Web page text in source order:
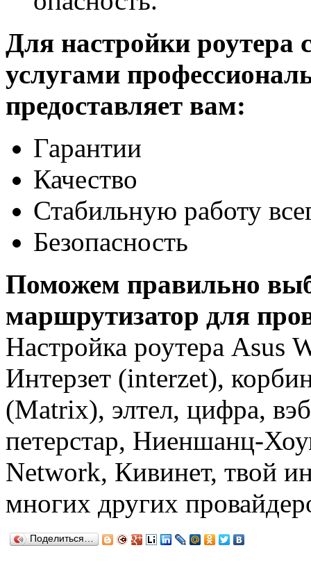
Для настройки роутера
услугами
предоставляет вам:
Гарантии
Качество
Стабильную работу
Безопасность
Поможем правильно
маршрутизатор для
Настройка роутера Asus
Интерзет (interzet),
(Matrix), элтел, цифра,
петерстар, Ниеншанц-
Network, Кивинет, твой
многих других
Поделиться…